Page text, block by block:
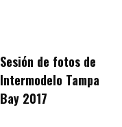
Sesión de fotos de
Intermodelo Tampa
Bay 2017